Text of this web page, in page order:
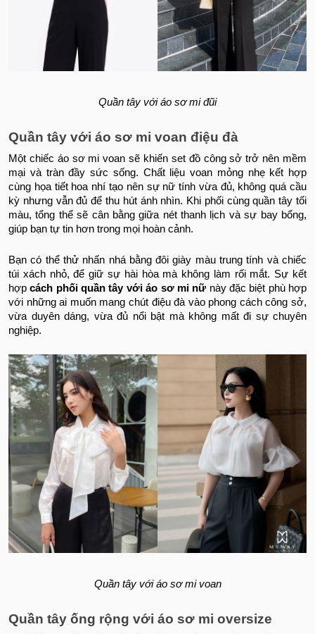
Quần tây với áo sơ mi đũi
Quần tây với áo sơ mi voan điệu đà
Một chiếc áo sơ mi voan sẽ khiến set đồ công sở trở nên mềm
mại và tràn đầy sức sống. Chất liệu voan mỏng nhẹ kết hợp
cùng họa tiết hoa nhí tạo nên sự nữ tính vừa đủ, không quá cầu
kỳ nhưng vẫn đủ để thu hút ánh nhìn. Khi phối cùng quần tây tối
màu, tổng thể sẽ cân bằng giữa nét thanh lịch và sự bay bổng,
giúp bạn tự tin hơn trong mọi hoàn cảnh.
Bạn có thể thử nhấn nhá bằng đôi giày màu trung tính và chiếc
túi xách nhỏ, để giữ sự hài hòa mà không làm rối mắt. Sự kết
hợpcách phối quần tây với áo sơ mi nữ này đặc biệt phù hợp
với những ai muốn mang chút điệu đà vào phong cách công sở,
vừa duyên dáng, vừa đủ nổi bật mà không mất đi sự chuyên
nghiệp.
Quần tây với áo sơ mi voan
Quần tây ống rộng với áo sơ mi oversize